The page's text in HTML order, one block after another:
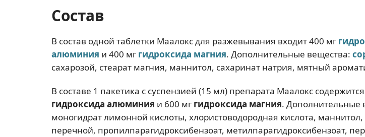
Состав
В состав одной таблетки Маалокс для разжевывания входит 400 мг
алюминия и 400 мг гидроксида магния. Дополнительные вещества:
сахарозой, стеарат магния, маннитол, сахаринат натрия, мятный
В составе 1 пакетика с суспензией (15 мл) препарата Маалокс
гидроксида алюминия и 600 мг гидроксида магния. Дополнительные
моногидрат лимонной кислоты, хлористоводородная кислота,
перечной, пропилпарагидроксибензоат, метилпарагидроксибензоат,